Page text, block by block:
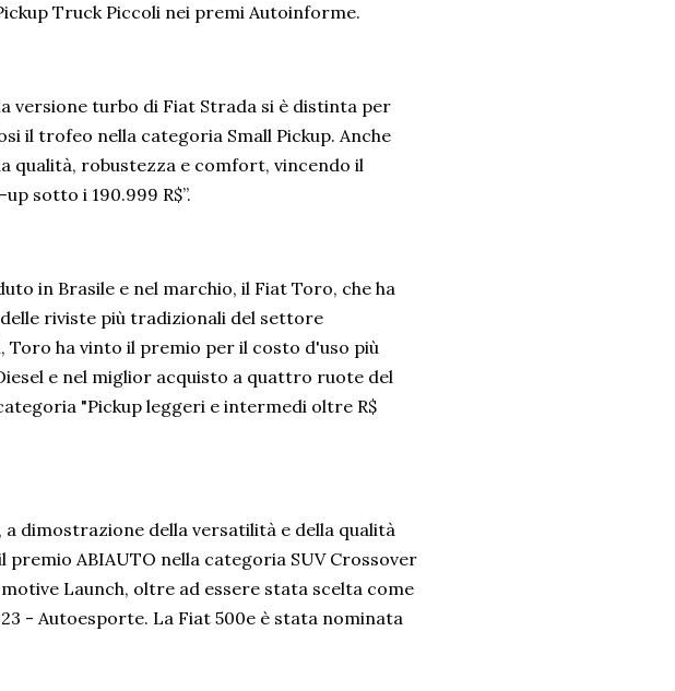
Truck Piccoli nei premi Autoinforme.
versione turbo di Fiat Strada si è distinta per
il trofeo nella categoria Small Pickup. Anche
qualità, robustezza e comfort, vincendo il
sotto i 190.999 R$”.
in Brasile e nel marchio, il Fiat Toro, che ha
riviste più tradizionali del settore
Toro ha vinto il premio per il costo d'uso più
e nel miglior acquisto a quattro ruote del
"Pickup leggeri e intermedi oltre R$
dimostrazione della versatilità e della qualità
premio ABIAUTO nella categoria SUV Crossover
Launch, oltre ad essere stata scelta come
- Autoesporte. La Fiat 500e è stata nominata